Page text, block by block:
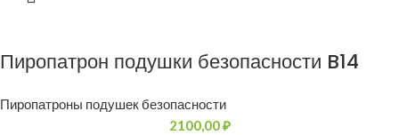
Пиропатрон подушки безопасности B14
Пиропатроны подушек безопасности
2100,00₽